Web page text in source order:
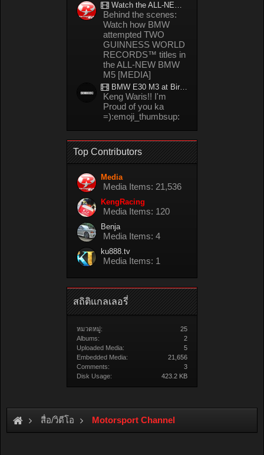
Watch the ALL-NEW BMW M5 refuel mid-drift to take TWO GUINNESS WORLD RECORDS™ titles
Behind the scenes:
Watch how BMW
attempted TWO
GUINNESS WORLD
RECORDS™ titles in
the ALL-NEW BMW
M5 [MEDIA]
BMW E30 M3 at Bira circuit Thailand in 02/2008
Keng Waris!! I'm
Proud of you ka
=):emoji_thumbsup:
Top Contributors
Media
Media Items: 21,536
KengRacing
Media Items: 120
Benja
Media Items: 4
ku888.tv
Media Items: 1
สถิติแกลเลอรี่
หมวดหมู่:
25
Albums:
2
Uploaded Media:
5
Embedded Media:
21,656
Comments:
3
Disk Usage:
423.2 KB
สื่อ/วิดีโอ Motorsport Channel